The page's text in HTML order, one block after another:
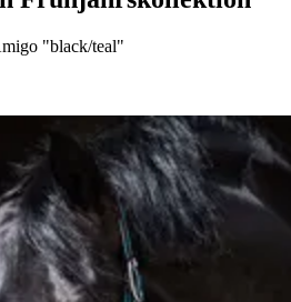
"black/teal"